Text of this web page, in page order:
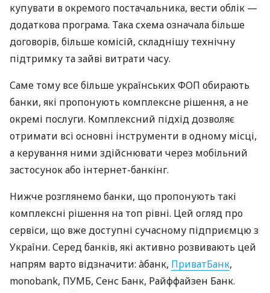
купувати в окремого постачальника, вести облік —
додаткова програма. Така схема означала більше
договорів, більше комісій, складнішу технічну
підтримку та зайві витрати часу.
Саме тому все більше українських ФОП обирають
банки, які пропонують комплексне рішення, а не
окремі послуги. Комплексний підхід дозволяє
отримати всі основні інструменти в одному місці,
а керування ними здійснювати через мобільний
застосунок або інтернет-банкінг.
Нижче розглянемо банки, що пропонують такі
комплексні рішення на топ рівні. Цей огляд про
сервіси, що вже доступні сучасному підприємцю з
України. Серед банків, які активно розвивають цей
напрям варто відзначити: àбанк, ПриватБанк,
monobank, ПУМБ, Сенс Банк, Райффайзен Банк.